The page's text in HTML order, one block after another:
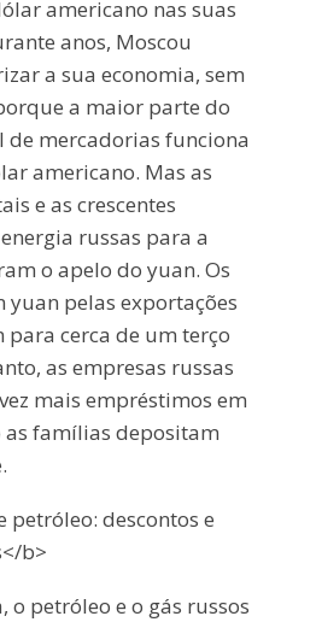
americano nas suas
anos, Moscou
a sua economia, sem
a maior parte do
de mercadorias funciona
americano. Mas as
e as crescentes
russas para a
o apelo do yuan. Os
yuan pelas exportações
para cerca de um terço
as empresas russas
mais empréstimos em
famílias depositam
petróleo: descontos e
b>
o petróleo e o gás russos